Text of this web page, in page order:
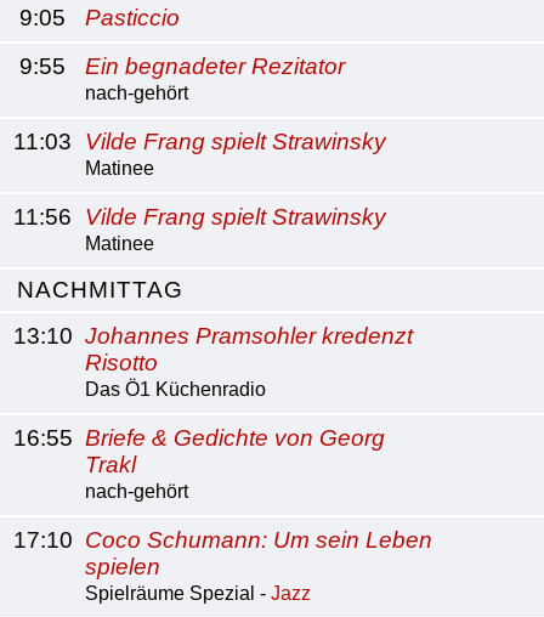
9:05
Pasticcio
9:55
Ein begnadeter Rezitator
nach-gehört
11:03 Vilde Frang spielt Strawinsky
Matinee
11:56 Vilde Frang spielt Strawinsky
Matinee
NACHMITTAG
13:10 Johannes Pramsohler kredenzt
Risotto
Das Ö1 Küchenradio
16:55 Briefe & Gedichte von Georg
Trakl
nach-gehört
17:10 Coco Schumann: Um sein Leben
spielen
Spielräume Spezial - Jazz